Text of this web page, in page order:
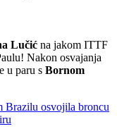
Lučić na jakom ITTF
Nakon osvajanja
u paru s Bornom
Brazilu osvojila broncu